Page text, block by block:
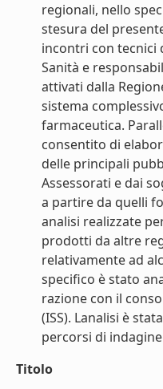
regionali, nello
stesura del
incontri con tecnici
Sanità e
attivati dalla
sistema
farmaceutica.
consentito di
delle principali
Assessorati e dai
a partire da quelli
analisi realizzate
prodotti da altre
relativamente ad
specifico è stato
razione con il
(ISS). Lanalisi è
percorsi di
Titolo